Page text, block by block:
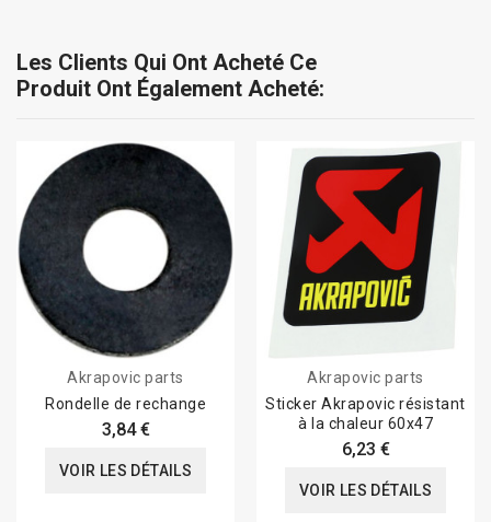
Les Clients Qui Ont Acheté Ce
Produit Ont Également Acheté:
Akrapovic parts
Rondelle de rechange
3,84 €
VOIR LES DÉTAILS
Akrapovic parts
Sticker Akrapovic résistant
à la chaleur 60x47
6,23 €
VOIR LES DÉTAILS